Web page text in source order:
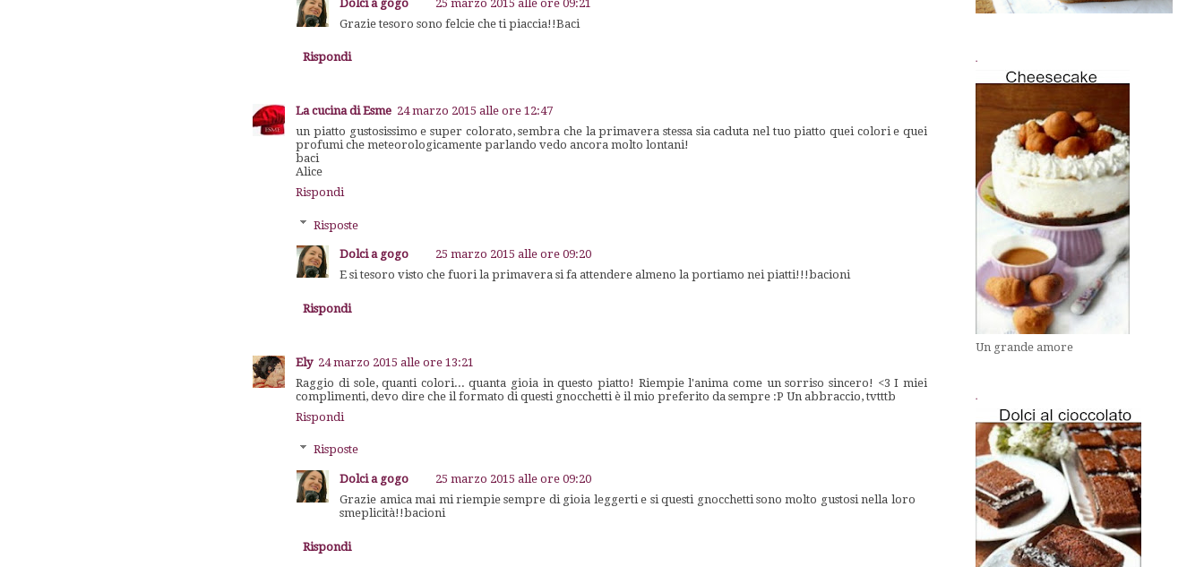
Dolci a gogo
25 marzo 2015 alle ore 09:21
Grazie tesoro sono felcie che ti piaccia!!Baci
Rispondi
La cucina di Esme 24 marzo 2015 alle ore 12:47
un piatto gustosissimo e super colorato, sembra che la primavera stessa sia caduta nel tuo piatto quei colori e quei
profumi che meteorologicamente parlando vedo ancora molto lontani!
baci
Alice
Rispondi
Risposte
Dolci a gogo
25 marzo 2015 alle ore 09:20
E si tesoro visto che fuori la primavera si fa attendere almeno la portiamo nei piatti!!!bacioni
Rispondi
Ely 24 marzo 2015 alle ore 13:21
Raggio di sole, quanti colori... quanta gioia in questo piatto! Riempie l'anima come un sorriso sincero! <3 I miei
complimenti, devo dire che il formato di questi gnocchetti è il mio preferito da sempre :P Un abbraccio, tvtttb
Rispondi
Risposte
Dolci a gogo
25 marzo 2015 alle ore 09:20
Grazie amica mai mi riempie sempre di gioia leggerti e si questi gnocchetti sono molto gustosi nella loro
smeplicità!!bacioni
Rispondi
.
Un grande amore
.